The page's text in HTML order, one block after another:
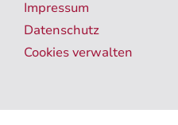
Impressum
Datenschutz
Cookies verwalten